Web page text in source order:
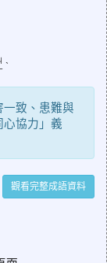
ˋ
致、患難與
協力」義
觀看完整成語資料